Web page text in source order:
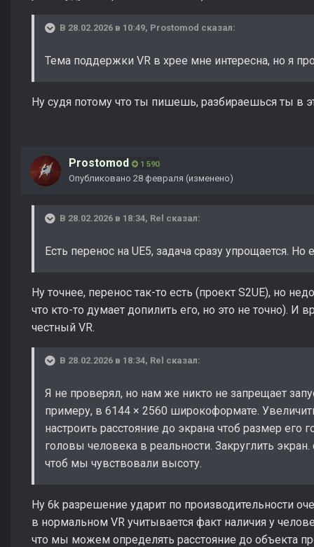
В 28.02.2026 в 10:49, Prostomod сказал:
Тема поддержки VR в хрее мне интересна, но я
Ну судя потому что ты пишешь, разбираешься ты в
Prostomod 1 590
Опубликовано 28 февраля (изменено)
В 28.02.2026 в 18:34, Rel сказал:
Есть перенос на UE5, задача сразу упрощается. Но
Ну точнее, перенос так-то есть (проект S2UE), но
что кто-то думает допилить его, но это не точно). И
честный VR.
В 28.02.2026 в 18:34, Rel сказал:
Я не проверял, но нам же никто не запрещает
примеру, в 6144 × 2560 широкоформате.
настроить расстояние до экрана чтоб размер его
головы человека в реальности. Закруглить экран.
чтоб мы чувствовали высоту.
Ну 6k разрешение ударит по производительности
в нормальном VR учитывается факт наличия у
что мы можем определять расстояние до объекта